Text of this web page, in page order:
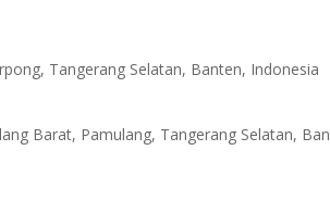
Tangerang Selatan, Banten, Indonesia
Barat, Pamulang, Tangerang Selatan,